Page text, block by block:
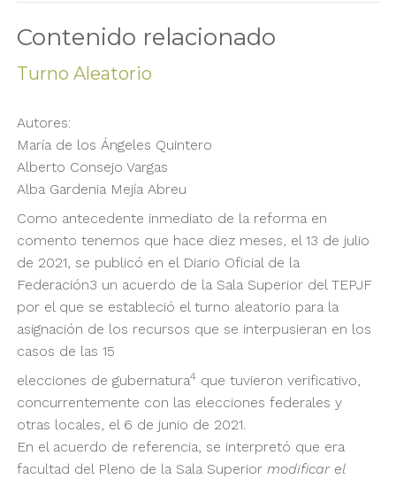
minor
Contenido relacionado
Turno Aleatorio
Autores:
María de los Ángeles Quintero
Alberto Consejo Vargas
Alba Gardenia Mejía Abreu
Como antecedente inmediato de la reforma en
comento tenemos que hace diez meses, el 13 de julio
de 2021, se publicó en el Diario Oficial de la
Federación3 un acuerdo de la Sala Superior del TEPJF
por el que se estableció el turno aleatorio para la
asignación de los recursos que se interpusieran en los
casos de las 15
elecciones de gubernatura4que tuvieron verificativo,
concurrentemente con las elecciones federales y
otras locales, el 6 de junio de 2021.
En el acuerdo de referencia, se interpretó que era
facultad del Pleno de la Sala Superior modificar el